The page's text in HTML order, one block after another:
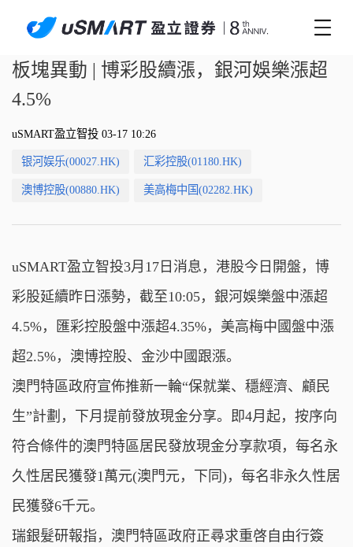
板塊異動 | 博彩股續漲，銀河娛樂漲超
4.5%
uSMART盈立智投 03-17 10:26
银河娱乐(00027.HK) 汇彩控股(01180.HK)
澳博控股(00880.HK) 美高梅中国(02282.HK)
uSMART盈立智投3月17日消息，港股今日開盤，博
彩股延續昨日漲勢，截至10:05，銀河娛樂盤中漲超
4.5%，匯彩控股盤中漲超4.35%，美高梅中國盤中漲
超2.5%，澳博控股、金沙中國跟漲。
澳門特區政府宣佈推新一輪“保就業、穩經濟、顧民
生”計劃，下月提前發放現金分享。即4月起，按序向
符合條件的澳門特區居民發放現金分享款項，每名永
久性居民獲發1萬元(澳門元，下同)，每名非永久性居
民獲發6千元。
瑞銀髮研報指，澳門特區政府正尋求重啓自由行簽